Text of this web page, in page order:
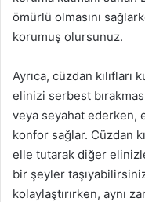
ömürlü olmasını
korumuş olursunuz.
Ayrıca, cüzdan kılıfları
elinizi serbest
veya seyahat ederken,
konfor sağlar. Cüzdan
elle tutarak diğer
bir şeyler
kolaylaştırırken, aynı